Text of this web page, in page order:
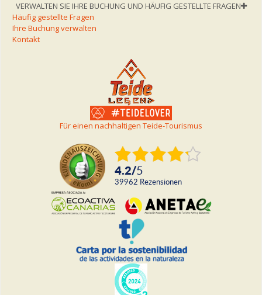
VERWALTEN SIE IHRE BUCHUNG UND HÄUFIG GESTELLTE FRAGEN
Häufig gestellte Fragen
Ihre Buchung verwalten
Kontakt
Für einen nachhaltigen Teide-Tourismus
4.2/5
39962 rezensionen